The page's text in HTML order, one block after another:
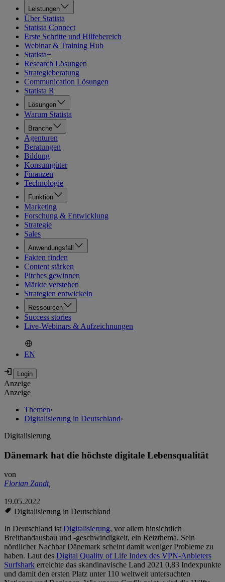
Leistungen
Über Statista
Statista Connect
Erste Schritte und Hilfebereich
Webinar & Training Hub
Statista+
Research Lösungen
Strategieberatung
Communication Lösungen
Statista R
Lösungen
Warum Statista
Branche
Agenturen
Beratungen
Bildung
Konsumgüter
Finanzen
Technologie
Funktion
Marketing
Forschung & Entwicklung
Strategie
Sales
Anwendungsfall
Fakten finden
Content stärken
Pitches gewinnen
Märkte verstehen
Strategien entwickeln
Ressourcen
Success stories
Live-Webinars & Aufzeichnungen
EN
Anzeige
Anzeige
Themen›
Digitalisierung in Deutschland›
Digitalisierung
Dänemark hat die höchste digitale Lebensqualität
von
Florian Zandt,
19.05.2022
Digitalisierung in Deutschland
In Deutschland istDigitalisierung, vor allem hinsichtlich
Breitbandausbau und -geschwindigkeit, ein Reizthema. Sein
nördlicher Nachbar Dänemark scheint damit weniger Probleme zu
haben. Laut des Digital Quality of Life Index des VPN-Anbieters
Surfshark erreichte das skandinavische Land 2021 0,83 Indexpunkte
und damit den ersten Platz unter 110 weltweit untersuchten